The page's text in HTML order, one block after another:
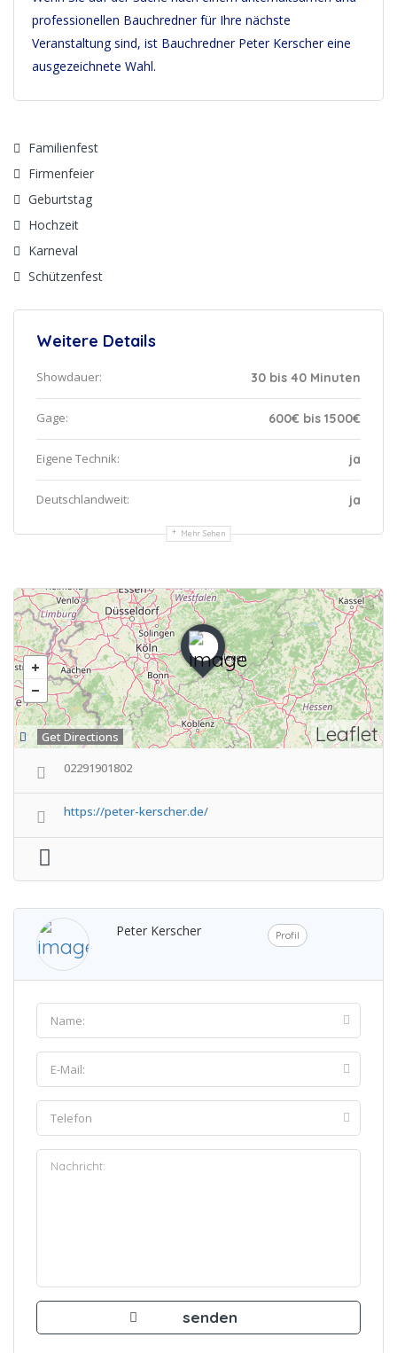
professionellen Bauchredner für Ihre nächste
Veranstaltung sind, ist Bauchredner Peter Kerscher eine
ausgezeichnete Wahl.
Familienfest
Firmenfeier
Geburtstag
Hochzeit
Karneval
Schützenfest
Weitere Details
Showdauer: 30 bis 40 Minuten
Gage: 600€ bis 1500€
Eigene Technik: ja
Deutschlandweit: ja
Mehr Sehen
Leaflet
Get Directions
02291901802
https://peter-kerscher.de/
Peter Kerscher Profil